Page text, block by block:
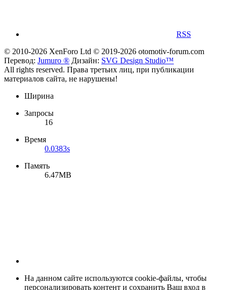
RSS
© 2010-2026 XenForo Ltd © 2019-2026 otomotiv-forum.com
Перевод: Jumuro ® Дизайн: SVG Design Studio™
All rights reserved. Права третьих лиц, при публикации
материалов сайта, не нарушены!
Ширина
Запросы
16
Время
0.0383s
Память
6.47MB
На данном сайте используются cookie-файлы, чтобы
персонализировать контент и сохранить Ваш вход в